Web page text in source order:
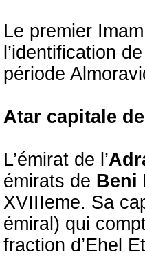
Le premier
l’identification
période
Atar capitale
L’émirat de l’
émirats de Beni
XVIIIeme. Sa
émiral) qui
fraction d’Ehel